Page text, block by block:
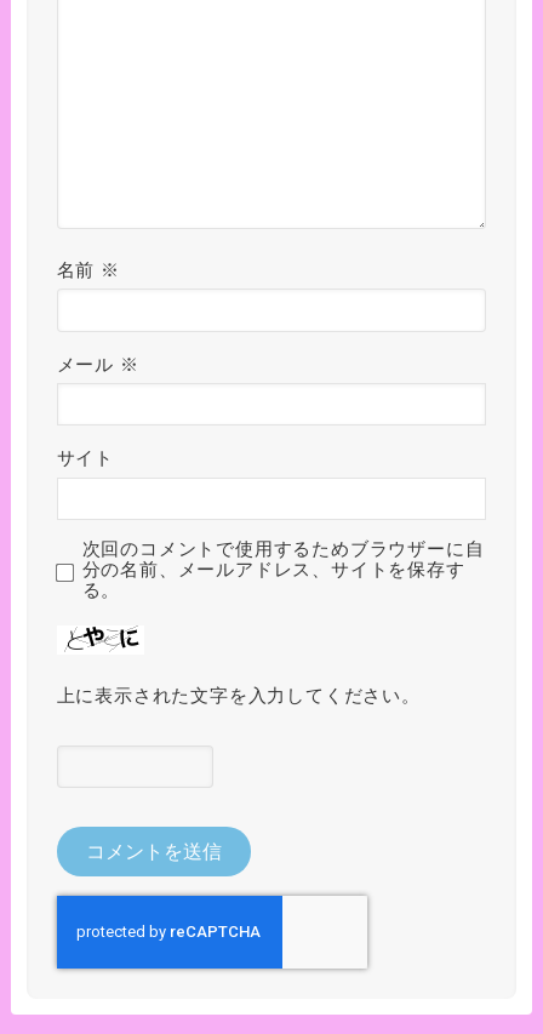
名前 ※
メール ※
サイト
次回のコメントで使用するためブラウザーに自
分の名前、メールアドレス、サイトを保存す
る。
上に表示された文字を入力してください。